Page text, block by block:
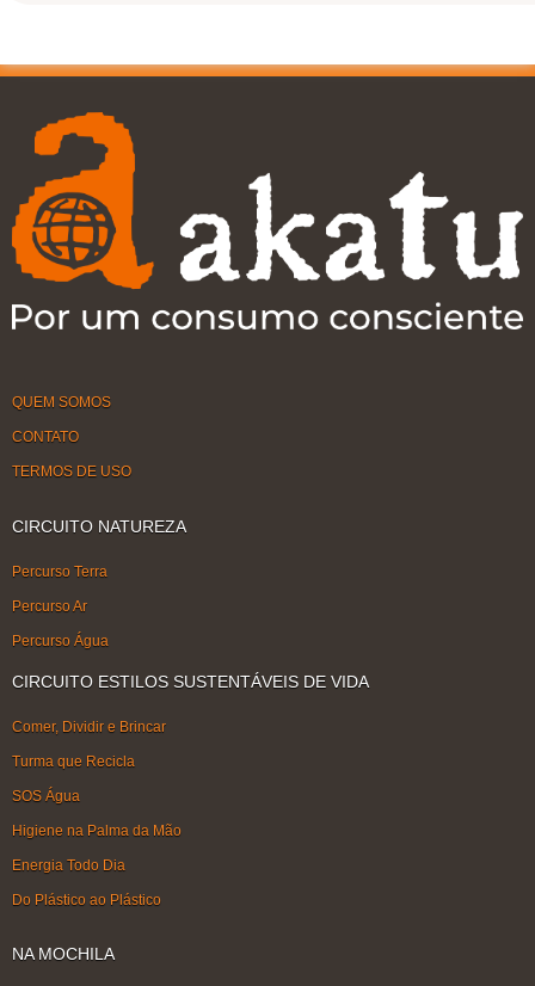
QUEM SOMOS
CONTATO
TERMOS DE USO
CIRCUITO NATUREZA
Percurso Terra
Percurso Ar
Percurso Água
CIRCUITO ESTILOS SUSTENTÁVEIS DE VIDA
Comer, Dividir e Brincar
Turma que Recicla
SOS Água
Higiene na Palma da Mão
Energia Todo Dia
Do Plástico ao Plástico
NA MOCHILA